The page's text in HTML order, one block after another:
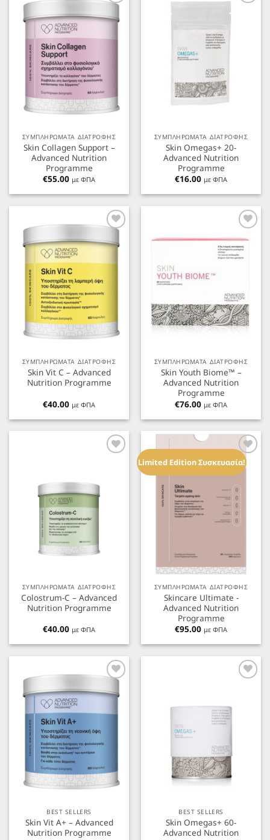
Αγαπημένα
ΣΥΜΠΛΗΡΩΜΑΤΑ ΔΙΑΤΡΟΦΗΣ
Skin Collagen Support –
Advanced Nutrition
Programme
€55.00 με ΦΠΑ
Αγαπημένα
ΣΥΜΠΛΗΡΩΜΑΤΑ ΔΙΑΤΡΟΦΗΣ
Skin Omegas+ 20-
Advanced Nutrition
Programme
€16.00 με ΦΠΑ
Προσθήκη
Αγαπημένα
ΣΥΜΠΛΗΡΩΜΑΤΑ ΔΙΑΤΡΟΦΗΣ
Skin Vit C – Advanced
Nutrition Programme
€40.00 με ΦΠΑ
Προσθήκη
Αγαπημένα
ΣΥΜΠΛΗΡΩΜΑΤΑ ΔΙΑΤΡΟΦΗΣ
Skin Youth Biome™ –
Advanced Nutrition
Programme
€76.00 με ΦΠΑ
Προσθήκη
ΣΥΜΠΛΗΡΩΜΑΤΑ ΔΙΑΤΡΟΦΗΣ
Colostrum-C – Advanced
Nutrition Programme
€40.00 με ΦΠΑ
Limited Edition Συσκευασία!
Προσθήκη
στα
Αγαπημένα
ΣΥΜΠΛΗΡΩΜΑΤΑ ΔΙΑΤΡΟΦΗΣ
Skincare Ultimate -
Advanced Nutrition
Programme
€95.00 με ΦΠΑ
Προσθήκη
Αγαπημένα
BEST SELLERS
Skin Vit A+ – Advanced
Nutrition Programme
Προσθήκη
BEST SELLERS
Skin Omegas+ 60-
Advanced Nutrition